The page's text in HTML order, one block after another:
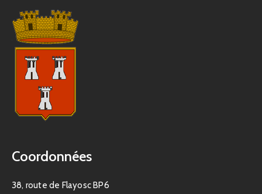
Coordonnées
38, route de Flayosc BP6